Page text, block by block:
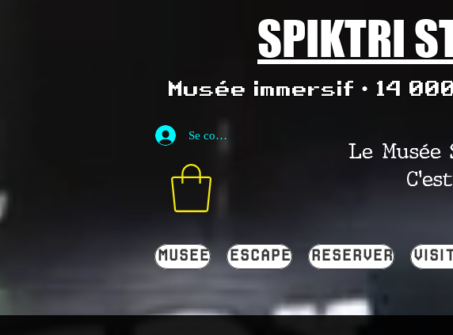
SPIKTRI
Musée immersif • 14
Se connecter
Le
MUSEE ESCAPE RESERVER